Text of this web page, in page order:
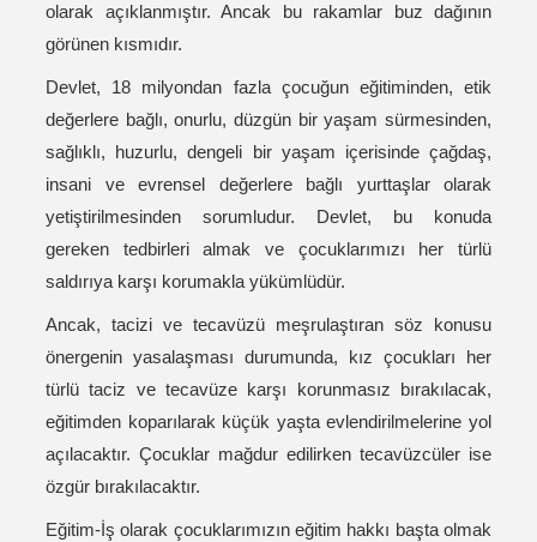
olarak açıklanmıştır. Ancak bu rakamlar buz dağının
görünen kısmıdır.
Devlet, 18 milyondan fazla çocuğun eğitiminden, etik
değerlere bağlı, onurlu, düzgün bir yaşam sürmesinden,
sağlıklı, huzurlu, dengeli bir yaşam içerisinde çağdaş,
insani ve evrensel değerlere bağlı yurttaşlar olarak
yetiştirilmesinden sorumludur. Devlet, bu konuda
gereken tedbirleri almak ve çocuklarımızı her türlü
saldırıya karşı korumakla yükümlüdür.
Ancak, tacizi ve tecavüzü meşrulaştıran söz konusu
önergenin yasalaşması durumunda, kız çocukları her
türlü taciz ve tecavüze karşı korunmasız bırakılacak,
eğitimden koparılarak küçük yaşta evlendirilmelerine yol
açılacaktır. Çocuklar mağdur edilirken tecavüzcüler ise
özgür bırakılacaktır.
Eğitim-İş olarak çocuklarımızın eğitim hakkı başta olmak